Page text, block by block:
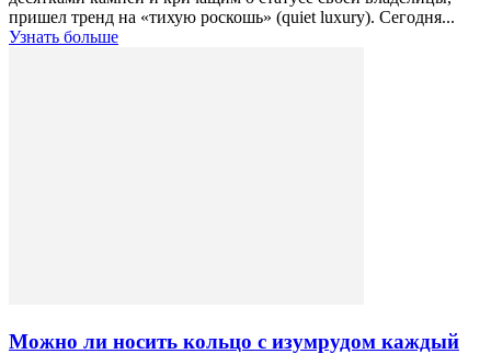
пришел тренд на «тихую роскошь» (quiet luxury). Сегодня...
Узнать больше
Можно ли носить кольцо с изумрудом каждый